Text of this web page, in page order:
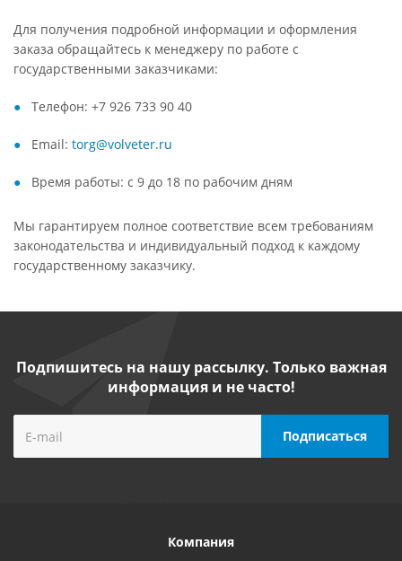
Для получения подробной информации и оформления
заказа обращайтесь к менеджеру по работе с
государственными заказчиками:
Телефон: +7 926 733 90 40
Email: torg@volveter.ru
Время работы: c 9 до 18 по рабочим дням
Мы гарантируем полное соответствие всем требованиям
законодательства и индивидуальный подход к каждому
государственному заказчику.
Подпишитесь на нашу рассылку. Только важная
информация и не часто!
Компания